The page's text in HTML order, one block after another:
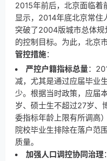
2015年前后，北京面临着
显示，2014年底北京常住
突破了2004版城市总体
的控制目标。为此，北京
管控措施：
严控户籍指标总量：
减，尤其是通过应届毕业
少。根据当时政策，应届
岁、硕士生不超过27岁、
委指标年龄上限有所调高
院校毕业生排除在落户范
质量。
加强人口调控协同治理